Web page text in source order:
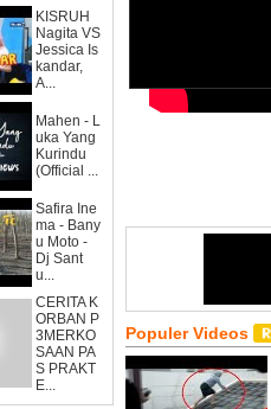
KISRUH
Nagita VS
Jessica Is
kandar,
A...
Mahen - L
uka Yang
Kurindu
(Official ...
Safira Ine
ma - Bany
u Moto -
Dj Sant
u...
CERITA K
ORBAN P
3MERKO
SAAN PA
S PRAKT
E...
Populer Videos